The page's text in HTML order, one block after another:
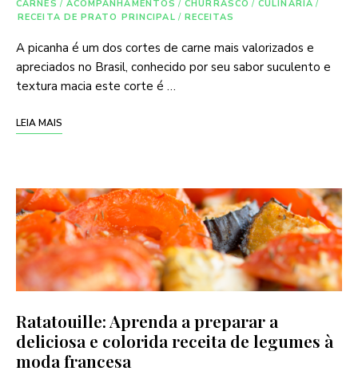
CARNES / ACOMPANHAMENTOS / CHURRASCO / CULINÁRIA /
RECEITA DE PRATO PRINCIPAL / RECEITAS
A picanha é um dos cortes de carne mais valorizados e
apreciados no Brasil, conhecido por seu sabor suculento e
textura macia este corte é …
LEIA MAIS
Ratatouille: Aprenda a preparar a
deliciosa e colorida receita de legumes à
moda francesa